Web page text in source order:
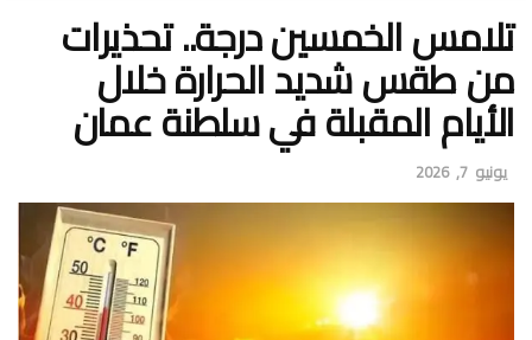
تلامس الخمسين درجة.. تحذيرات
من طقس شديد الحرارة خلال
الأيام المقبلة في سلطنة عمان
يونيو 7, 2026